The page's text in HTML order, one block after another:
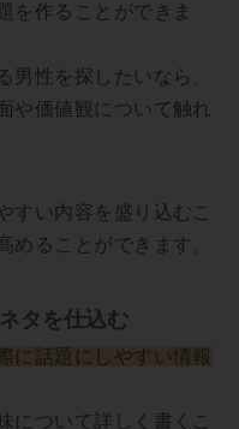
を作ることができま
男性を探したいなら、
や価値観について触れ
すい内容を盛り込むこ
めることができます。
タを仕込む
に話題にしやすい情報
について詳しく書くこ